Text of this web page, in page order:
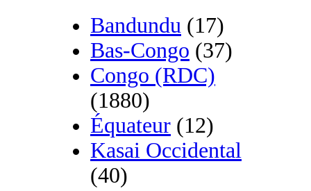
Bandundu (17)
Bas-Congo (37)
Congo (RDC)
(1880)
Équateur (12)
Kasai Occidental
(40)